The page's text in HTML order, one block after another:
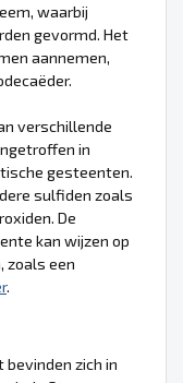
waarbij
gevormd. Het
aannemen,
verschillende
in
gesteenten.
sulfiden zoals
De
kan wijzen op
zoals een
.
zich in